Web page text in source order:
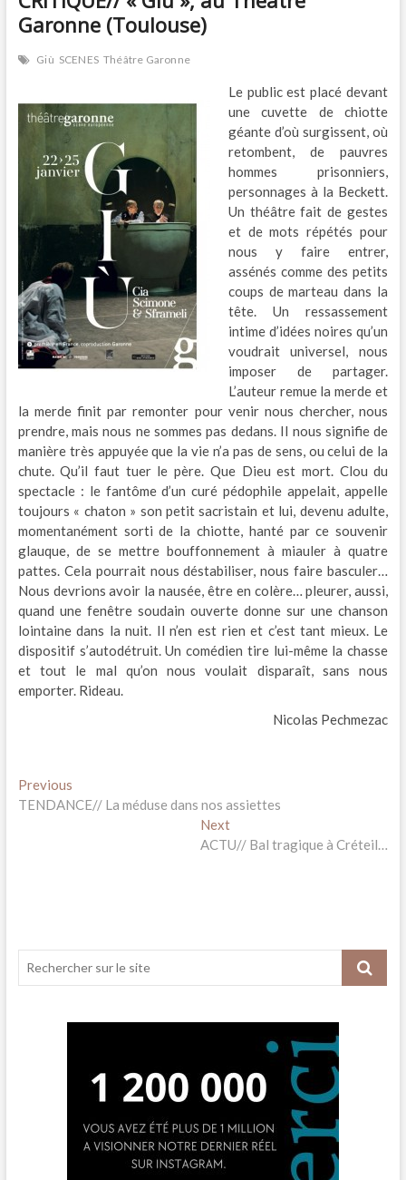
Garonne (Toulouse)
Giù SCENES Théâtre Garonne
Le public est placé devant
une cuvette de chiotte
géante d’où surgissent, où
retombent, de pauvres
hommes prisonniers,
personnages à la Beckett.
Un théâtre fait de gestes
et de mots répétés pour
nous y faire entrer,
assénés comme des petits
coups de marteau dans la
tête. Un ressassement
intime d’idées noires qu’un
voudrait universel, nous
imposer de partager.
L’auteur remue la merde et
la merde finit par remonter pour venir nous chercher, nous
prendre, mais nous ne sommes pas dedans. Il nous signifie de
manière très appuyée que la vie n’a pas de sens, ou celui de la
chute. Qu’il faut tuer le père. Que Dieu est mort. Clou du
spectacle : le fantôme d’un curé pédophile appelait, appelle
toujours « chaton » son petit sacristain et lui, devenu adulte,
momentanément sorti de la chiotte, hanté par ce souvenir
glauque, de se mettre bouffonnement à miauler à quatre
pattes. Cela pourrait nous déstabiliser, nous faire basculer…
Nous devrions avoir la nausée, être en colère… pleurer, aussi,
quand une fenêtre soudain ouverte donne sur une chanson
lointaine dans la nuit. Il n’en est rien et c’est tant mieux. Le
dispositif s’autodétruit. Un comédien tire lui-même la chasse
et tout le mal qu’on nous voulait disparaît, sans nous
emporter. Rideau.
Nicolas Pechmezac
Navigation
de
PreviousPrevious
post:
TENDANCE// La méduse dans nos assiettes
NextNext
post:
ACTU// Bal tragique à Créteil…